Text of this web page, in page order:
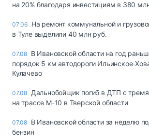
на 20% благодаря инвестициям в 380
07:06 На ремонт коммунальной и
в Туле выделили 40 млн руб.
07.08 В Ивановской области на год
порядок 5 км автодороги Ильинское-
Кулачево
07.08 Дальнобойщик погиб в ДТП с
на трассе М-10 в Тверской области
07.08 В Ивановской области за неделю
бензин